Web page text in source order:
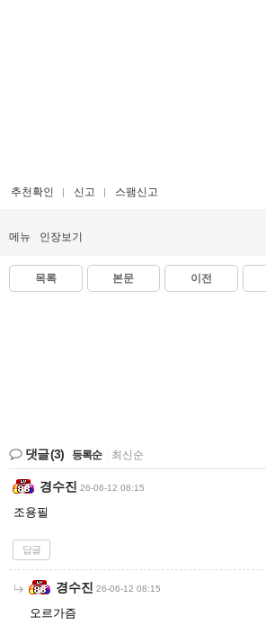
추천확인 신고 스팸신고
메뉴 인장보기
목록 본문 이전
댓글(3) 등록순 최신순
경수진 26-06-12 08:15
조용필
답글
경수진 26-06-12 08:15
오르가즘